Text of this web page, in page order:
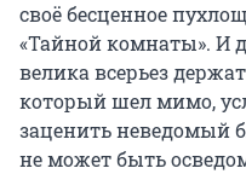
своё бесценное
«Тайной комнаты». И
велика всерьез
который шел мимо,
заценить неведомый
не может быть